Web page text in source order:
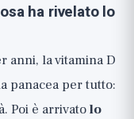
ha rivelato lo
anni, la vitamina D
panacea per tutto:
Poi è arrivatolo